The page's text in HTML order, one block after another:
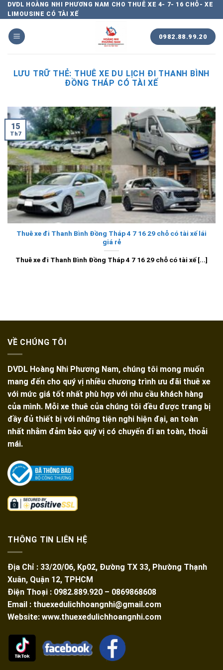
Chuyển
đến
nội
dung
DVDL HOÀNG NHI PHƯƠNG NAM CHO THUÊ XE 4- 7- 16 CHỖ- XE
LIMOUSINE CÓ TÀI XẾ
0982.88.99.20
LƯU TRỮ THẺ: THUÊ XE DU LỊCH ĐI THANH BÌNH
ĐỒNG THÁP CÓ TÀI XẾ
Thuê xe đi Thanh Bình Đồng Tháp 4 7 16 29 chỗ có tài xế lái
giá rẻ
Thuê xe đi Thanh Bình Đồng Tháp 4 7 16 29 chỗ có tài xế [...]
15
Th7
VỀ CHÚNG TÔI
DVDL Hoàng Nhi Phương Nam, chúng tôi mong muốn
mang đến cho quý vị nhiều chương trình ưu đãi thuê xe
với mức giá tốt nhất phù hợp với nhu cầu khách hàng
của mình. Mỗi xe thuê của chúng tôi đều được trang bị
đầy đủ thiết bị với những tiện nghi hiện đại, an toàn
nhất nhằm đảm bảo quý vị có chuyến đi an toàn, thoải
mái.
THÔNG TIN LIÊN HỆ
Địa Chỉ : 33/20/06, Kp02, Đường TX 33, Phường Thạnh
Xuân, Quận 12, TPHCM
Điện Thoại : 0982.889.920 – 0869868608
Email : thuexedulichhoangnhi@gmail.com
Website: www.thuexedulichhoangnhi.com